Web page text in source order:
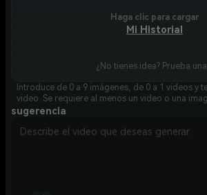
Haga clic para cargar
Mi Historial
¿No tienes idea? Prueba
Introduce de 0 a 9 imágenes, de 0 a 1 videos y
video. Se requiere al menos un video o una
sugerencia